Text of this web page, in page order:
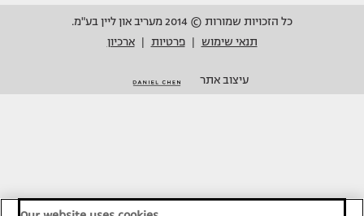
כל הזכויות שמורות © 2014 מעריב און ליין בע"מ.
תנאי שימוש
פרטיות ארכיון
עיצוב אתר